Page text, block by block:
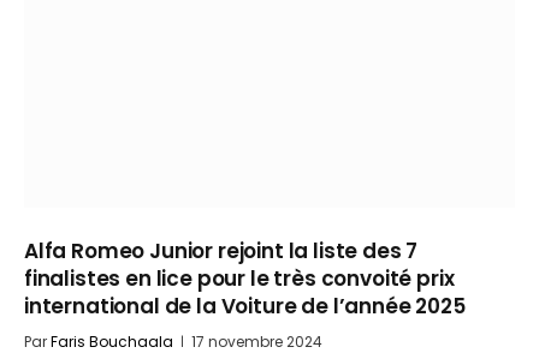
Alfa Romeo Junior rejoint la liste des 7
finalistes en lice pour le très convoité prix
international de la Voiture de l’année 2025
ParFaris Bouchaala 17 novembre 2024